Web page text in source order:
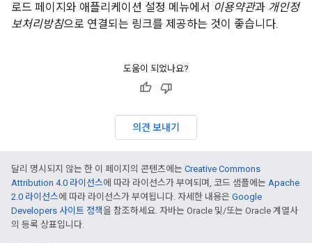
로드 페이지와 애플리케이션 설정 메뉴에서 이용약관과 개인정
보처리방침으로 연결되는 링크를 제공하는 것이 좋습니다.
도움이 되었나요?
의견 보내기
달리 명시되지 않는 한 이 페이지의 콘텐츠에는 Creative Commons
Attribution 4.0 라이선스에 따라 라이선스가 부여되며, 코드 샘플에는 Apache
2.0 라이선스에 따라 라이선스가 부여됩니다. 자세한 내용은 Google
Developers 사이트 정책을 참조하세요. 자바는 Oracle 및/또는 Oracle 계열사
의 등록 상표입니다.